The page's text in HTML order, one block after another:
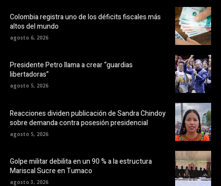
Colombia registra uno de los déficits fiscales más
altos del mundo
agosto 6, 2026
Presidente Petro llama a crear “guardias
libertadoras”
agosto 5, 2026
Reacciones dividen publicación de Sandra Chindoy
sobre demanda contra posesión presidencial
agosto 5, 2026
Golpe militar debilita en un 90 % a la estructura
Mariscal Sucre en Tumaco
agosto 3, 2026